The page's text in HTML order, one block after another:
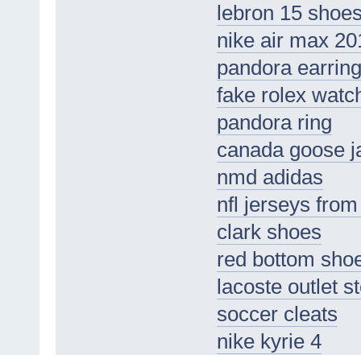
lebron 15
nike air max
pandora
fake rolex
pandora ring
canada goose
nmd adidas
nfl jerseys
clark shoes
red bottom
lacoste outlet
soccer cleats
nike kyrie 4